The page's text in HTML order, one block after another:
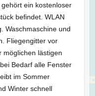
ein kostenloser
befindet. WLAN
Waschmaschine und
Fliegengitter vor
möglichen lästigen
Bedarf alle Fenster
im Sommer
Winter schnell